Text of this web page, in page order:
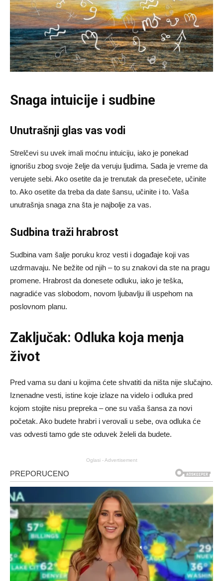
Snaga intuicije i sudbine
Unutrašnji glas vas vodi
Strelčevi su uvek imali moćnu intuiciju, iako je ponekad
ignorišu zbog svoje želje da veruju ljudima. Sada je vreme da
verujete sebi. Ako osetite da je trenutak da presečete, učinite
to. Ako osetite da treba da date šansu, učinite i to. Vaša
unutrašnja snaga zna šta je najbolje za vas.
Sudbina traži hrabrost
Sudbina vam šalje poruku kroz vesti i događaje koji vas
uzdrmavaju. Ne bežite od njih – to su znakovi da ste na pragu
promene. Hrabrost da donesete odluku, iako je teška,
nagradiće vas slobodom, novom ljubavlju ili uspehom na
poslovnom planu.
Zaključak: Odluka koja menja
život
Pred vama su dani u kojima ćete shvatiti da ništa nije slučajno.
Iznenadne vesti, istine koje izlaze na videlo i odluka pred
kojom stojite nisu prepreka – one su vaša šansa za novi
početak. Ako budete hrabri i verovali u sebe, ova odluka će
vas odvesti tamo gde ste oduvek želeli da budete.
Oglasi - Advertisement